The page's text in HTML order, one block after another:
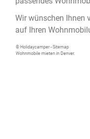
Wir wünschen Ihnen
auf Ihren
© Holidaycamper -Sitemap
Wohnmobile mieten in Denver.